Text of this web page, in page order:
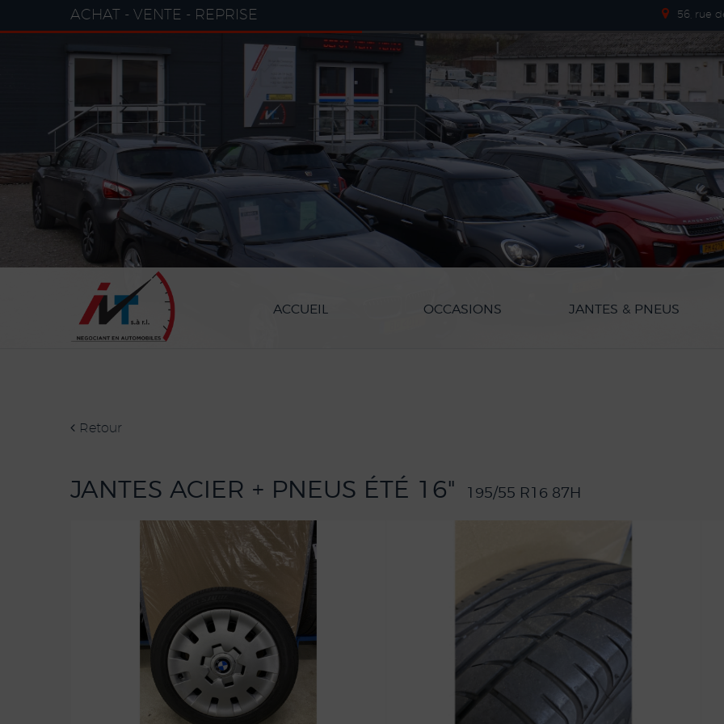
ACHAT - VENTE - REPRISE 56, rue
ACCUEIL OCCASIONS JANTES & PNEUS
Retour
JANTES ACIER + PNEUS ÉTÉ 16" 195/55 R16 87H
Paramètres avancés des cookies